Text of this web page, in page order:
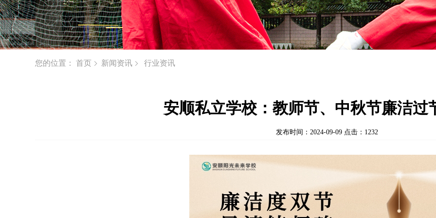
您的位置： 首页 新闻资讯 行业资讯
安顺私立学校：教师节、中秋节廉洁过
发布时间：2024-09-09 点击： 1232